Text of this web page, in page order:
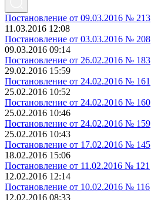
Постановление от 09.03.2016 № 213
11.03.2016 12:08
Постановление от 03.03.2016 № 208
09.03.2016 09:14
Постановление от 26.02.2016 № 183
29.02.2016 15:59
Постановление от 24.02.2016 № 161
25.02.2016 10:52
Постановление от 24.02.2016 № 160
25.02.2016 10:46
Постановление от 24.02.2016 № 159
25.02.2016 10:43
Постановление от 17.02.2016 № 145
18.02.2016 15:06
Постановление от 11.02.2016 № 121
12.02.2016 12:14
Постановление от 10.02.2016 № 116
12.02.2016 08:33